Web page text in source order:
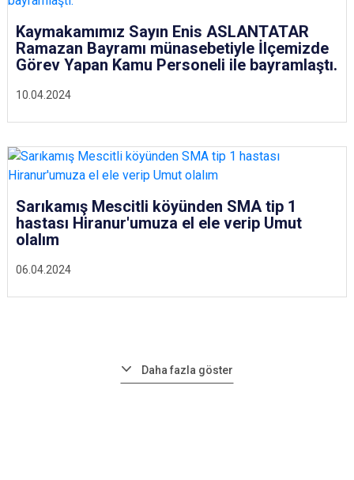
10.04.2024
Kaymakamımız Sayın Enis ASLANTATAR
Ramazan Bayramı münasebetiyle İlçemizde
Görev Yapan Kamu Personeli ile bayramlaştı.
06.04.2024
Sarıkamış Mescitli köyünden SMA tip 1
hastası Hiranur'umuza el ele verip Umut
olalım
Daha fazla göster